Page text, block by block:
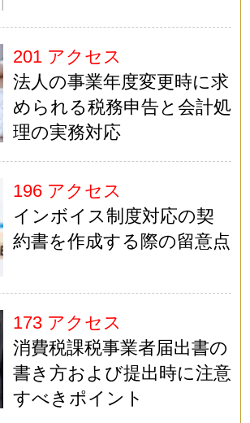
201 アクセス
法人の事業年度変更時に求
められる税務申告と会計処
理の実務対応
196 アクセス
インボイス制度対応の契
約書を作成する際の留意点
173 アクセス
消費税課税事業者届出書の
書き方および提出時に注意
すべきポイント